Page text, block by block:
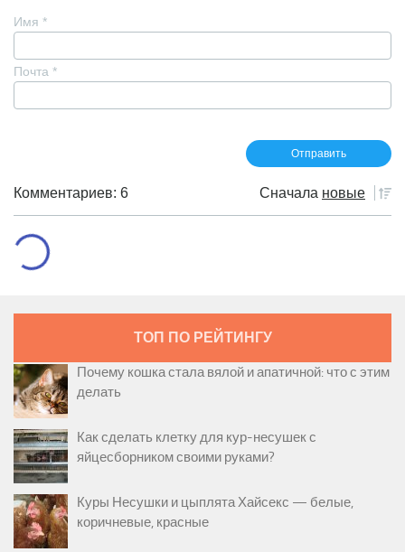
Имя *
Почта *
Комментариев: 6 Сначала новые
ТОП ПО РЕЙТИНГУ
Почему кошка стала вялой и апатичной: что с этим
делать
Как сделать клетку для кур-несушек с
яйцесборником своими руками?
Куры Несушки и цыплята Хайсекс — белые,
коричневые, красные